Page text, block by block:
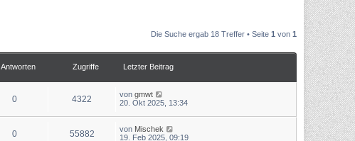
Die Suche ergab 18 Treffer • Seite 1 von 1
Antworten Zugriffe Letzter Beitrag
0 4322 von gmwt
20. Okt 2025, 13:34
0 55882 von Mischek
19. Feb 2025, 09:19